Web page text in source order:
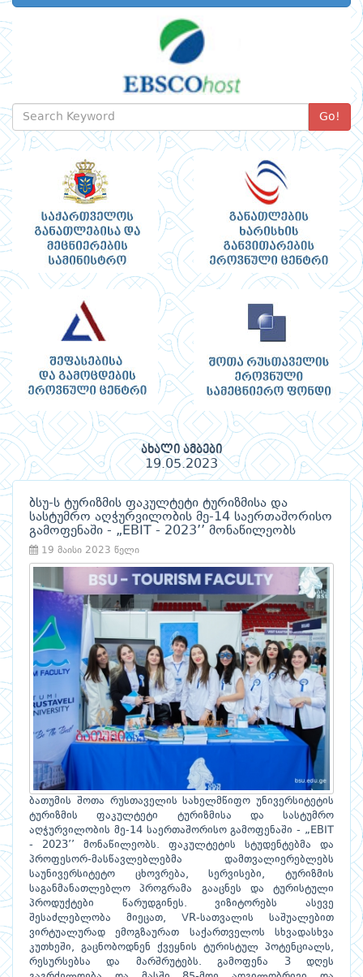
Go!
ახალი ამბები
19.05.2023
ბსუ-ს ტურიზმის ფაკულტეტი ტურიზმისა და
სასტუმრო აღჭურვილობის მე-14 საერთაშორისო
გამოფენაში - „EBIT - 2023’’ მონაწილეობს
19 მაისი 2023 წელი
ბათუმის შოთა რუსთაველის სახელმწიფო უნივერსიტეტის
ტურიზმის ფაკულტეტი ტურიზმისა და სასტუმრო
აღჭურვილობის მე-14 საერთაშორისო გამოფენაში - „EBIT
- 2023’’ მონაწილეობს. ფაკულტეტის სტუდენტებმა და
პროფესორ-მასწავლებლებმა დამთვალიერებლებს
საუნივერსიტეტო ცხოვრება, სერვისები, ტურიზმის
საგანმანათლებლო პროგრამა გააცნეს და ტურისტული
პროდუქტები წარუდგინეს. ვიზიტორებს ასევე
შესაძლებლობა მიეცათ, VR-სათვალის საშუალებით
ვირტუალურად ემოგზაურათ საქართველოს სხვადასხვა
კუთხეში, გაცნობოდნენ ქვეყნის ტურისტულ პოტენციალს,
რესურსებსა და მარშრუტებს. გამოფენა 3 დღეს